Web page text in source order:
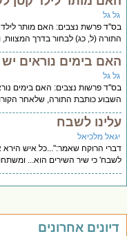
גל
פרשת נצבים: האם מותר לילד
(ל, כג) לבחור בדרך המצוות,
בימים נוראים יש
גל
פרשות נצבים: האם בימים
כותבת התורה, שלאחר הקורות
לשבח
מלכיאל
הרוקח שאמר:"...כל איש הירא את
כי שיר השירים הוא... ומשתחווה
אחרונים